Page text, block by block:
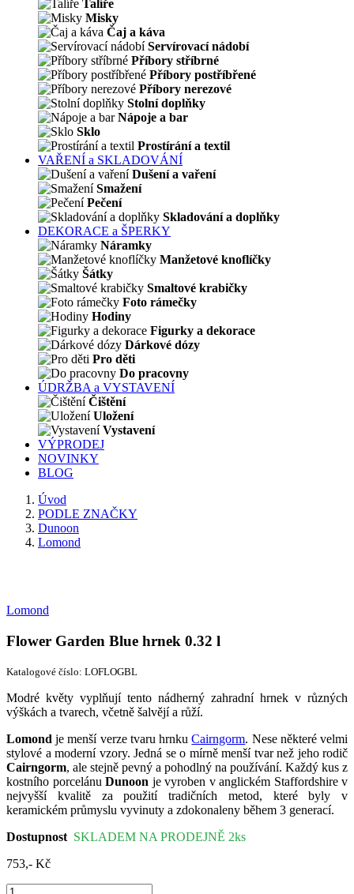
Talíře
Misky
Čaj a káva
Servírovací nádobí
Příbory stříbrné
Příbory postříbřené
Příbory nerezové
Stolní doplňky
Nápoje a bar
Sklo
Prostírání a textil
VAŘENÍ a SKLADOVÁNÍ
Dušení a vaření
Smažení
Pečení
Skladování a doplňky
DEKORACE a ŠPERKY
Náramky
Manžetové knoflíčky
Šátky
Smaltové krabičky
Foto rámečky
Hodiny
Figurky a dekorace
Dárkové dózy
Pro děti
Do pracovny
ÚDRŽBA a VYSTAVENÍ
Čištění
Uložení
Vystavení
VÝPRODEJ
NOVINKY
BLOG
Úvod
PODLE ZNAČKY
Dunoon
Lomond
Lomond
Flower Garden Blue hrnek 0.32 l
Katalogové číslo: LOFLOGBL
Modré květy vyplňují tento nádherný zahradní hrnek v různých
výškách a tvarech, včetně šalvějí a růží.
Lomondje menší verze tvaru hrnkuCairngorm. Nese některé velmi
stylové a moderní vzory. Jedná se o mírně menší tvar než jeho rodič
Cairngorm, ale stejně pevný a pohodlný na používání. Každý kus z
kostního porcelánu Dunoon je vyroben v anglickém Staffordshire v
nejvyšší kvalitě za použití tradičních metod, které byly v
keramickém průmyslu vyvinuty a zdokonaleny během 3 generací.
Dostupnost SKLADEM NA PRODEJNĚ 2ks
753,- Kč